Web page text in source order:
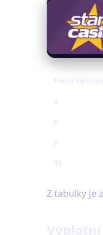
Z tabulky je